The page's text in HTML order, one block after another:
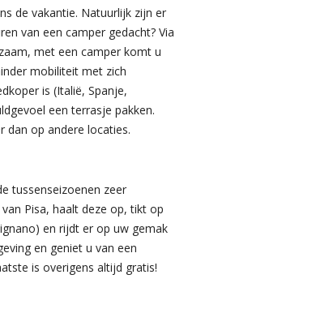
de vakantie. Natuurlijk zijn er
van een camper gedacht? Via
met een camper komt u
mobiliteit met zich
is (Italië, Spanje,
een terrasje pakken.
dan op andere locaties.
tussenseizoenen zeer
Pisa, haalt deze op, tikt op
en rijdt er op uw gemak
en geniet u van een
is overigens altijd gratis!